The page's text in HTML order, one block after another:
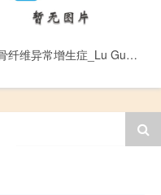
颅骨纤维异常增生症_Lu Gu Xian Wei Yi Chang Zeng Sheng Zheng